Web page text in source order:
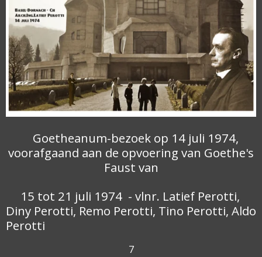
Goetheanum-bezoek op 14 juli 1974,
voorafgaand aan de opvoering van Goethe's
Faust van
15 tot 21 juli 1974 - vlnr. Latief Perotti,
Diny Perotti, Remo Perotti, Tino Perotti, Aldo
Perotti
7